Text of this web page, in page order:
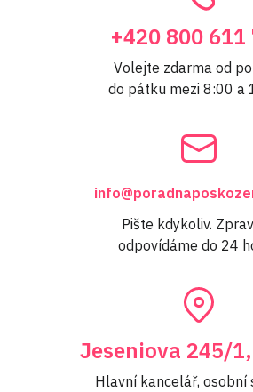
+420 800 611
Volejte zdarma od
do pátku mezi 8:00 a
Pište kdykoliv.
odpovídáme do 24
Jeseniova 245/
Hlavní kancelář, osobní